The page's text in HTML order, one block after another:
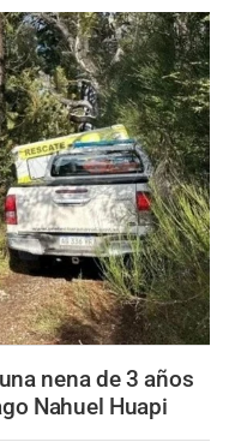
nena de 3 años
Nahuel Huapi